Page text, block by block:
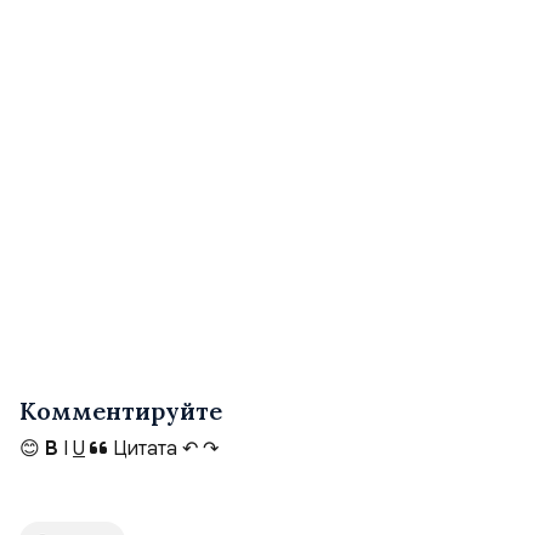
Комментируйте
😊 B I U Цитата ↶ ↷